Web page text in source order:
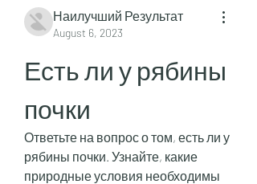
Наилучший Результат
August 6, 2023
Есть ли у рябины
почки
Ответьте на вопрос о том, есть ли у
рябины почки. Узнайте, какие
природные условия необходимы